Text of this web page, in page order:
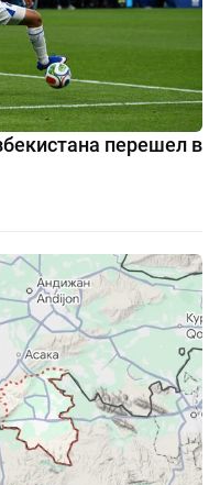
перешел в